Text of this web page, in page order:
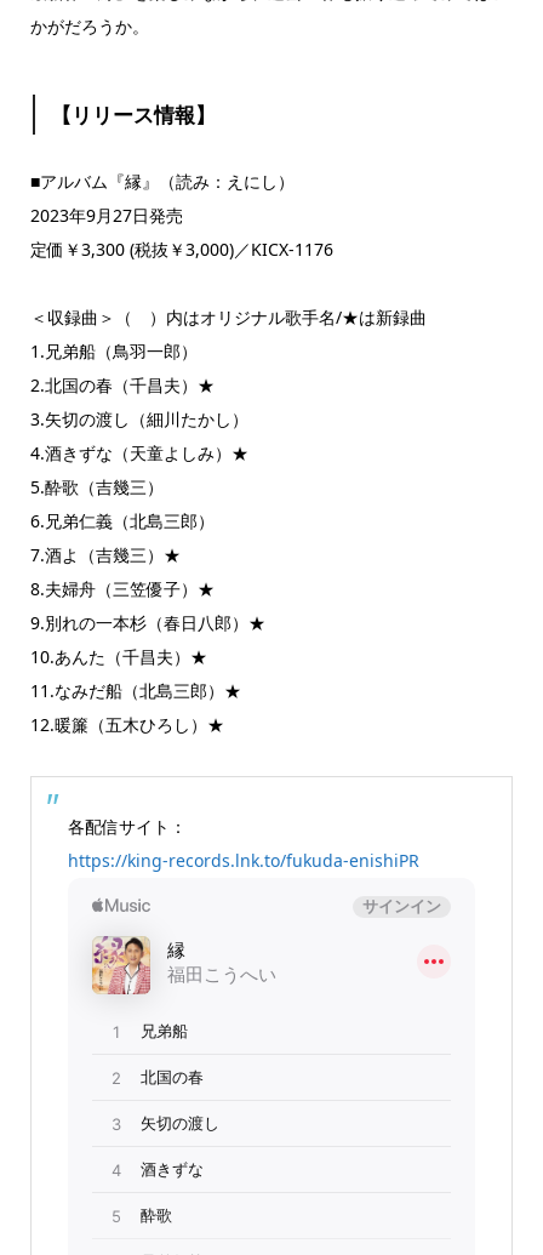
かがだろうか。
【リリース情報】
■アルバム『縁』（読み：えにし）
2023年9月27日発売
定価￥3,300 (税抜￥3,000)／KICX-1176
＜収録曲＞（ ）内はオリジナル歌手名/★は新録曲
1.兄弟船（鳥羽一郎）
2.北国の春（千昌夫）★
3.矢切の渡し（細川たかし）
4.酒きずな（天童よしみ）★
5.酔歌（吉幾三）
6.兄弟仁義（北島三郎）
7.酒よ（吉幾三）★
8.夫婦舟（三笠優子）★
9.別れの一本杉（春日八郎）★
10.あんた（千昌夫）★
11.なみだ船（北島三郎）★
12.暖簾（五木ひろし）★
各配信サイト：
https://king-records.lnk.to/fukuda-enishiPR